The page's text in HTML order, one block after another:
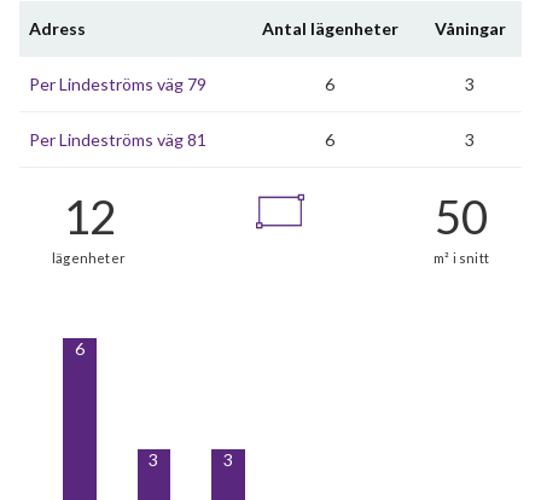
Adress Antal lägenheter Våningar
Per Lindeströms väg 79 6 3
Per Lindeströms väg 81 6 3
6
3 3